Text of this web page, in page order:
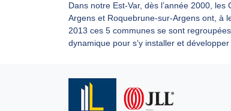
Dans notre Est-Var, dès l’année 2000,
Argens et Roquebrune-sur-Argens ont, à
2013 ces 5 communes se sont
dynamique pour s’y installer et